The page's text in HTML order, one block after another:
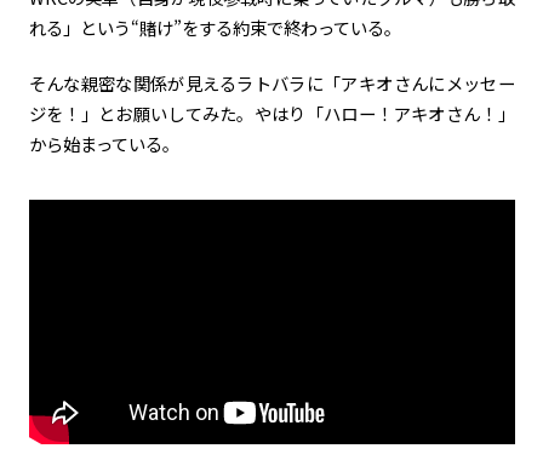
れる」という“賭け”をする約束で終わっている。
そんな親密な関係が見えるラトバラに「アキオさんにメッセー
ジを！」とお願いしてみた。やはり「ハロー！アキオさん！」
から始まっている。